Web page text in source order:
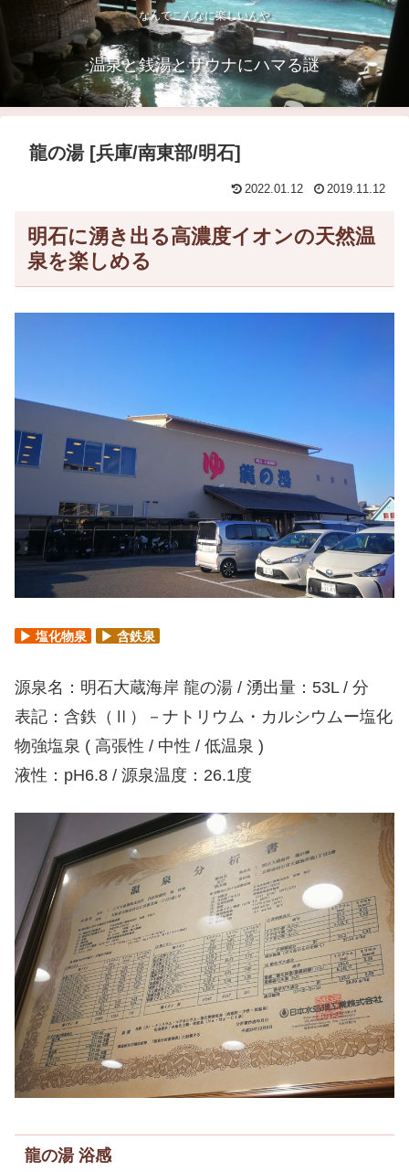
なんでこんなに楽しいんや
温泉と銭湯とサウナにハマる謎
龍の湯 [兵庫/南東部/明石]
2022.01.12 2019.11.12
明石に湧き出る高濃度イオンの天然温
泉を楽しめる
▶ 塩化物泉 ▶ 含鉄泉
源泉名：明石大蔵海岸 龍の湯 / 湧出量：53L / 分
表記：含鉄（Ⅱ）－ナトリウム・カルシウムー塩化
物強塩泉 ( 高張性 / 中性 / 低温泉 )
液性：pH6.8 / 源泉温度：26.1度
龍の湯 浴感